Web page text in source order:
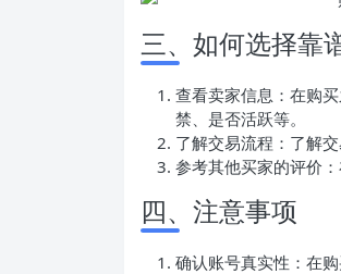
三、如何选择靠
查看卖家信息：在购
禁、是否活跃等。
了解交易流程：了解
参考其他买家的评价
四、注意事项
确认账号真实性：在